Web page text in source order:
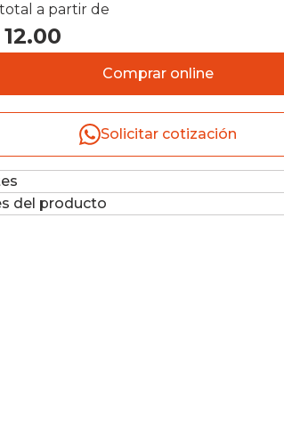
a partir de
Comprar online
Solicitar cotización
del producto